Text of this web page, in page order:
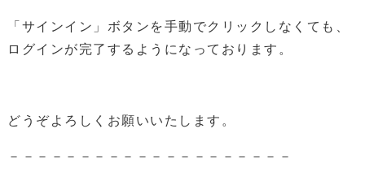
「サインイン」ボタンを手動でクリックしなくても、
ログインが完了するようになっております。
どうぞよろしくお願いいたします。
－－－－－－－－－－－－－－－－－－－－